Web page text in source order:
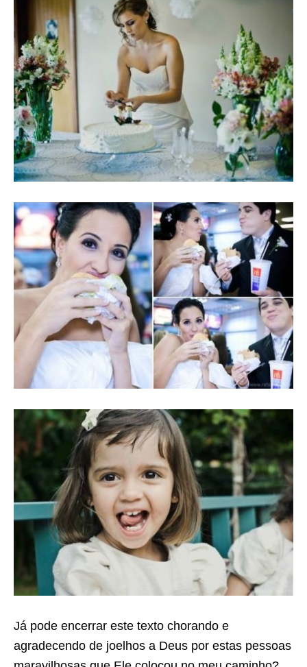
Já pode encerrar este texto chorando e
agradecendo de joelhos a Deus por estas pessoas